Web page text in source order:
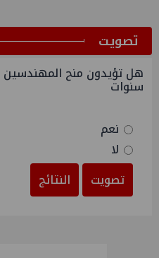
ﺗﺼﻮﻳﺖ
هل تؤيدون منح
سنوات
نعم
لا
تصويت
النتائج